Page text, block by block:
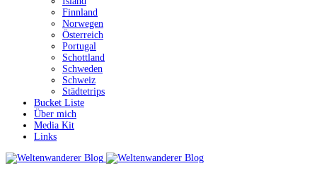
Finnland
Norwegen
Österreich
Portugal
Schottland
Schweden
Schweiz
Städtetrips
Bucket Liste
Über mich
Media Kit
Links